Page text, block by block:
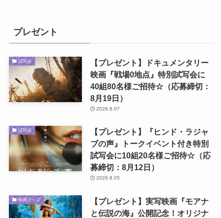
プレゼント
試写会
【プレゼント】ドキュメンタリー
映画『戦場0地点』特別試写会に
40組80名様ご招待☆（応募締切：
8月19日）
2026.8.07
試写会
【プレゼント】『ヒンド・ラジャ
ブの声』トークイベント付き特別
試写会に10組20名様ご招待☆（応
募締切：8月12日）
2026.8.05
映画グッズ
【プレゼント】実写映画『モアナ
と伝説の海』公開記念！オリジナ